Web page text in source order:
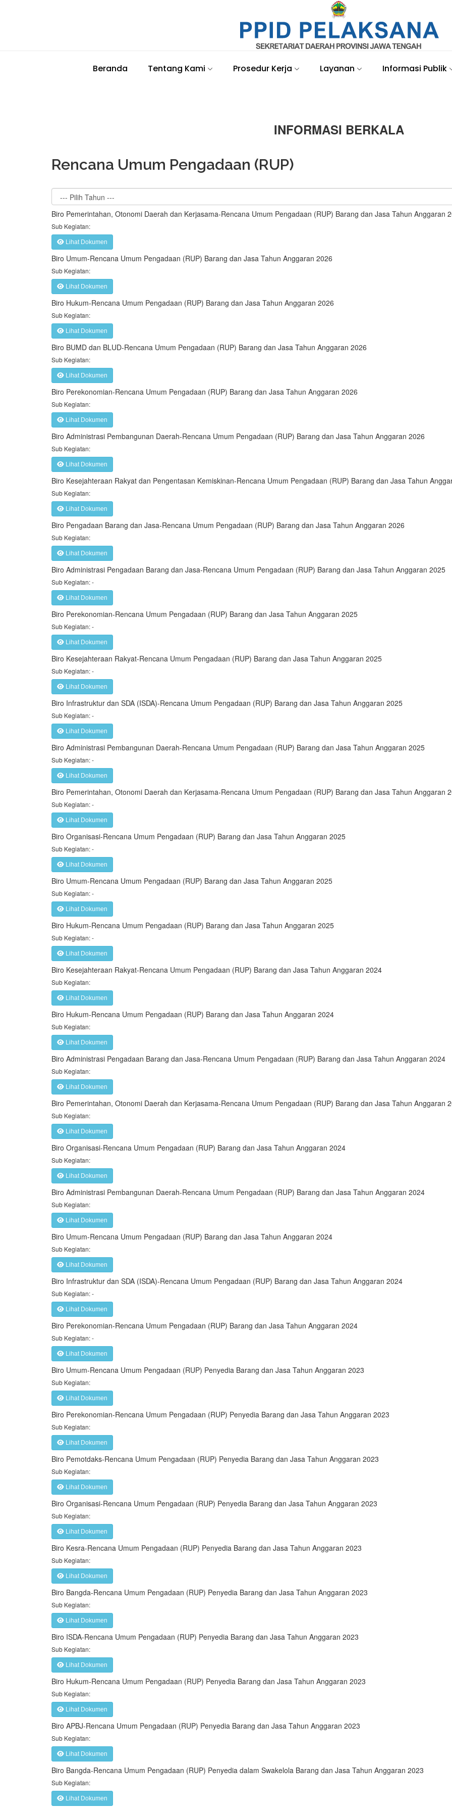
Beranda Tentang Kami Prosedur Kerja Layanan Informasi Publik
INFORMASI BERKALA
Rencana Umum Pengadaan (RUP)
Biro Pemerintahan, Otonomi Daerah dan Kerjasama-Rencana Umum Pengadaan (RUP) Barang dan Jasa Tahun Anggaran
Sub Kegiatan:
Lihat Dokumen
Biro Umum-Rencana Umum Pengadaan (RUP) Barang dan Jasa Tahun Anggaran 2026
Sub Kegiatan:
Lihat Dokumen
Biro Hukum-Rencana Umum Pengadaan (RUP) Barang dan Jasa Tahun Anggaran 2026
Sub Kegiatan:
Lihat Dokumen
Biro BUMD dan BLUD-Rencana Umum Pengadaan (RUP) Barang dan Jasa Tahun Anggaran 2026
Sub Kegiatan:
Lihat Dokumen
Biro Perekonomian-Rencana Umum Pengadaan (RUP) Barang dan Jasa Tahun Anggaran 2026
Sub Kegiatan:
Lihat Dokumen
Biro Administrasi Pembangunan Daerah-Rencana Umum Pengadaan (RUP) Barang dan Jasa Tahun Anggaran 2026
Sub Kegiatan:
Lihat Dokumen
Biro Kesejahteraan Rakyat dan Pengentasan Kemiskinan-Rencana Umum Pengadaan (RUP) Barang dan Jasa Tahun
Sub Kegiatan:
Lihat Dokumen
Biro Pengadaan Barang dan Jasa-Rencana Umum Pengadaan (RUP) Barang dan Jasa Tahun Anggaran 2026
Sub Kegiatan:
Lihat Dokumen
Biro Administrasi Pengadaan Barang dan Jasa-Rencana Umum Pengadaan (RUP) Barang dan Jasa Tahun Anggaran 2025
Sub Kegiatan: -
Lihat Dokumen
Biro Perekonomian-Rencana Umum Pengadaan (RUP) Barang dan Jasa Tahun Anggaran 2025
Sub Kegiatan: -
Lihat Dokumen
Biro Kesejahteraan Rakyat-Rencana Umum Pengadaan (RUP) Barang dan Jasa Tahun Anggaran 2025
Sub Kegiatan: -
Lihat Dokumen
Biro Infrastruktur dan SDA (ISDA)-Rencana Umum Pengadaan (RUP) Barang dan Jasa Tahun Anggaran 2025
Sub Kegiatan: -
Lihat Dokumen
Biro Administrasi Pembangunan Daerah-Rencana Umum Pengadaan (RUP) Barang dan Jasa Tahun Anggaran 2025
Sub Kegiatan: -
Lihat Dokumen
Biro Pemerintahan, Otonomi Daerah dan Kerjasama-Rencana Umum Pengadaan (RUP) Barang dan Jasa Tahun Anggaran
Sub Kegiatan: -
Lihat Dokumen
Biro Organisasi-Rencana Umum Pengadaan (RUP) Barang dan Jasa Tahun Anggaran 2025
Sub Kegiatan: -
Lihat Dokumen
Biro Umum-Rencana Umum Pengadaan (RUP) Barang dan Jasa Tahun Anggaran 2025
Sub Kegiatan: -
Lihat Dokumen
Biro Hukum-Rencana Umum Pengadaan (RUP) Barang dan Jasa Tahun Anggaran 2025
Sub Kegiatan: -
Lihat Dokumen
Biro Kesejahteraan Rakyat-Rencana Umum Pengadaan (RUP) Barang dan Jasa Tahun Anggaran 2024
Sub Kegiatan:
Lihat Dokumen
Biro Hukum-Rencana Umum Pengadaan (RUP) Barang dan Jasa Tahun Anggaran 2024
Sub Kegiatan:
Lihat Dokumen
Biro Administrasi Pengadaan Barang dan Jasa-Rencana Umum Pengadaan (RUP) Barang dan Jasa Tahun Anggaran 2024
Sub Kegiatan:
Lihat Dokumen
Biro Pemerintahan, Otonomi Daerah dan Kerjasama-Rencana Umum Pengadaan (RUP) Barang dan Jasa Tahun Anggaran
Sub Kegiatan:
Lihat Dokumen
Biro Organisasi-Rencana Umum Pengadaan (RUP) Barang dan Jasa Tahun Anggaran 2024
Sub Kegiatan:
Lihat Dokumen
Biro Administrasi Pembangunan Daerah-Rencana Umum Pengadaan (RUP) Barang dan Jasa Tahun Anggaran 2024
Sub Kegiatan:
Lihat Dokumen
Biro Umum-Rencana Umum Pengadaan (RUP) Barang dan Jasa Tahun Anggaran 2024
Sub Kegiatan:
Lihat Dokumen
Biro Infrastruktur dan SDA (ISDA)-Rencana Umum Pengadaan (RUP) Barang dan Jasa Tahun Anggaran 2024
Sub Kegiatan: -
Lihat Dokumen
Biro Perekonomian-Rencana Umum Pengadaan (RUP) Barang dan Jasa Tahun Anggaran 2024
Sub Kegiatan: -
Lihat Dokumen
Biro Umum-Rencana Umum Pengadaan (RUP) Penyedia Barang dan Jasa Tahun Anggaran 2023
Sub Kegiatan:
Lihat Dokumen
Biro Perekonomian-Rencana Umum Pengadaan (RUP) Penyedia Barang dan Jasa Tahun Anggaran 2023
Sub Kegiatan:
Lihat Dokumen
Biro Pemotdaks-Rencana Umum Pengadaan (RUP) Penyedia Barang dan Jasa Tahun Anggaran 2023
Sub Kegiatan:
Lihat Dokumen
Biro Organisasi-Rencana Umum Pengadaan (RUP) Penyedia Barang dan Jasa Tahun Anggaran 2023
Sub Kegiatan:
Lihat Dokumen
Biro Kesra-Rencana Umum Pengadaan (RUP) Penyedia Barang dan Jasa Tahun Anggaran 2023
Sub Kegiatan:
Lihat Dokumen
Biro Bangda-Rencana Umum Pengadaan (RUP) Penyedia Barang dan Jasa Tahun Anggaran 2023
Sub Kegiatan:
Lihat Dokumen
Biro ISDA-Rencana Umum Pengadaan (RUP) Penyedia Barang dan Jasa Tahun Anggaran 2023
Sub Kegiatan:
Lihat Dokumen
Biro Hukum-Rencana Umum Pengadaan (RUP) Penyedia Barang dan Jasa Tahun Anggaran 2023
Sub Kegiatan:
Lihat Dokumen
Biro APBJ-Rencana Umum Pengadaan (RUP) Penyedia Barang dan Jasa Tahun Anggaran 2023
Sub Kegiatan:
Lihat Dokumen
Biro Bangda-Rencana Umum Pengadaan (RUP) Penyedia dalam Swakelola Barang dan Jasa Tahun Anggaran 2023
Sub Kegiatan:
Lihat Dokumen